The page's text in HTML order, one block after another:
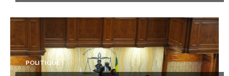
POLITIQUE